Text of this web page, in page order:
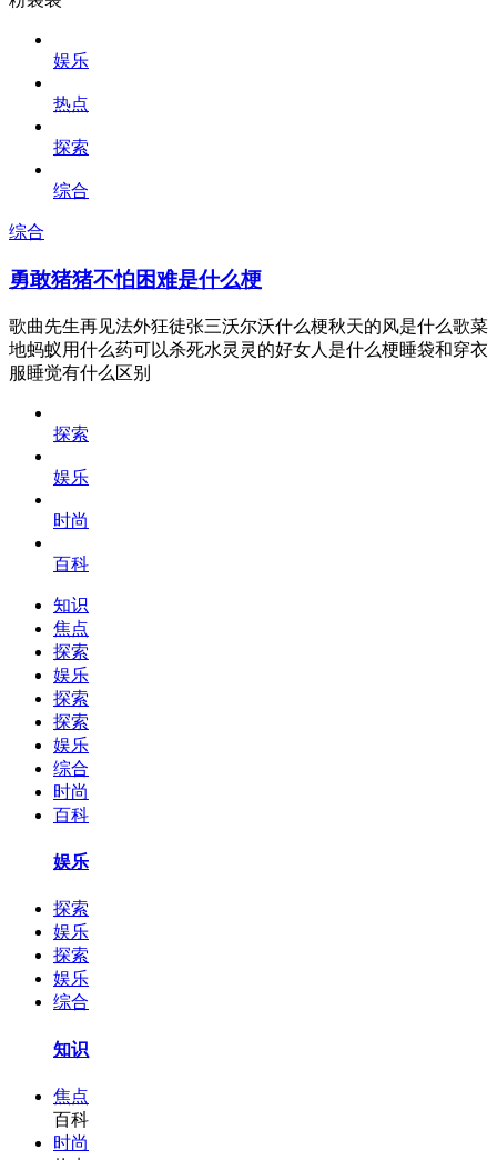
娱乐
热点
探索
综合
综合
勇敢猪猪不怕困难是什么梗
歌曲先生再见法外狂徒张三沃尔沃什么梗秋天的风是什么歌菜
地蚂蚁用什么药可以杀死水灵灵的好女人是什么梗睡袋和穿衣
服睡觉有什么区别
探索
娱乐
时尚
百科
知识
焦点
探索
娱乐
探索
探索
娱乐
综合
时尚
百科
娱乐
探索
娱乐
探索
娱乐
综合
知识
焦点
百科
时尚